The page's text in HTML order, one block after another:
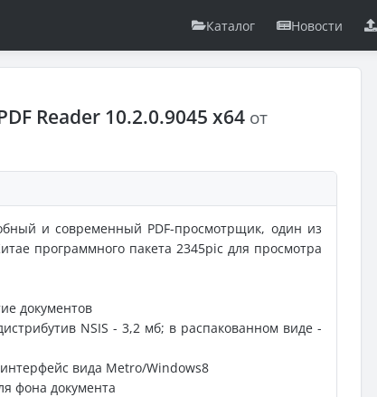
Каталог Новости
Reader 10.2.0.9045 x64 от
и современный PDF-просмотрщик, один из
программного пакета 2345pic для просмотра
документов
NSIS - 3,2 мб; в распакованном виде -
вида Metro/Windows8
фона документа